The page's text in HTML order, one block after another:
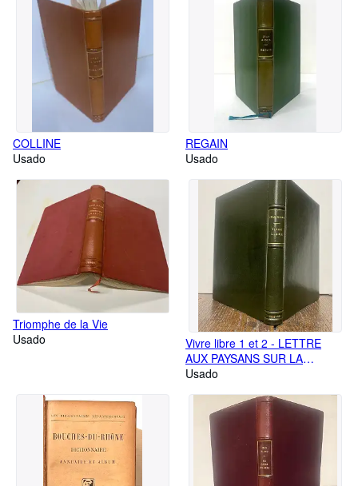
COLLINE
Usado
REGAIN
Usado
Triomphe de la Vie
Usado
Vivre libre 1 et 2 - LETTRE
AUX PAYSANS SUR LA
PAUVRETE ET LA PAIX et
Usado